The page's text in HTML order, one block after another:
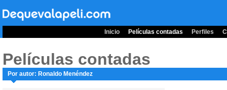
Inicio Películas contadas Perfiles
Películas contadas
Por autor: Ronaldo Menéndez